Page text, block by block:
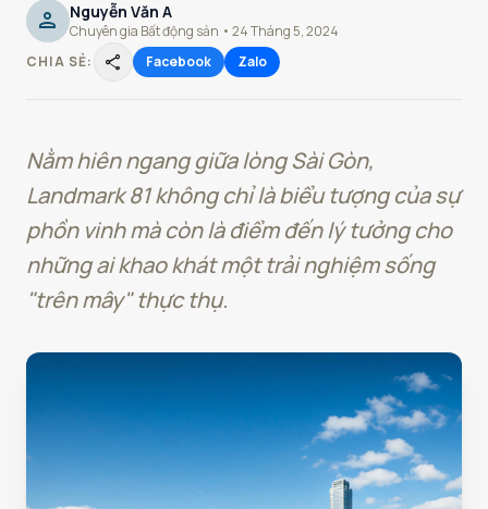
person Nguyễn Văn A
Chuyên gia Bất động sản • 24 Tháng 5, 2024
CHIA SẺ:
share Facebook Zalo
Nằm hiên ngang giữa lòng Sài Gòn,
Landmark 81 không chỉ là biểu tượng của sự
phồn vinh mà còn là điểm đến lý tưởng cho
những ai khao khát một trải nghiệm sống
"trên mây" thực thụ.